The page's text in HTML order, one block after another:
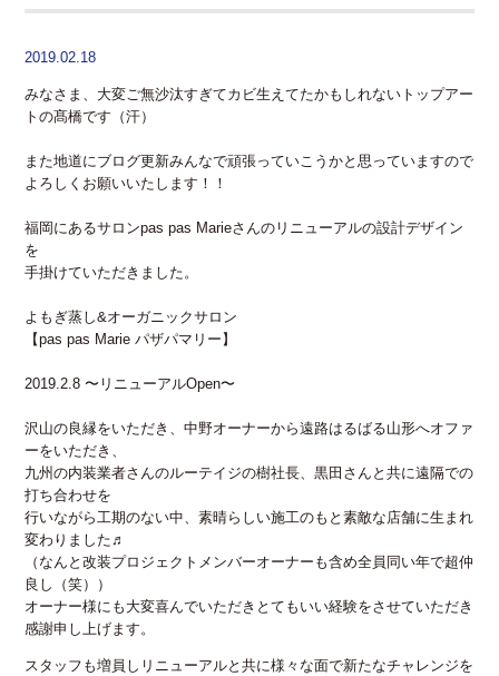
2019.02.18
みなさま、大変ご無沙汰すぎてカビ生えてたかもしれないトップアー
トの髙橋です（汗）
また地道にブログ更新みんなで頑張っていこうかと思っていますので
よろしくお願いいたします！！
福岡にあるサロンpas pas Marieさんのリニューアルの設計デザイン
を
手掛けていただきました。
よもぎ蒸し&オーガニックサロン
【pas pas Marie パザパマリー】
2019.2.8 〜リニューアルOpen〜
沢山の良縁をいただき、中野オーナーから遠路はるばる山形へオファ
ーをいただき、
九州の内装業者さんのルーテイジの樹社長、黒田さんと共に遠隔での
打ち合わせを
行いながら工期のない中、素晴らしい施工のもと素敵な店舗に生まれ
変わりました♬
（なんと改装プロジェクトメンバーオーナーも含め全員同い年で超仲
良し（笑））
オーナー様にも大変喜んでいただきとてもいい経験をさせていただき
感謝申し上げます。
スタッフも増員しリニューアルと共に様々な面で新たなチャレンジを